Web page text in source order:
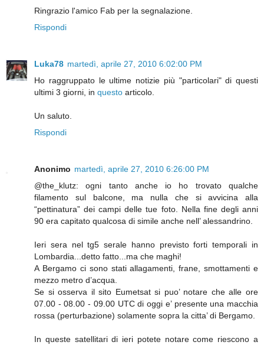
Ringrazio l'amico Fab per la segnalazione.
Rispondi
Luka78 martedì, aprile 27, 2010 6:02:00 PM
Ho raggruppato le ultime notizie più "particolari" di questi
ultimi 3 giorni, in questo articolo.
Un saluto.
Rispondi
Anonimo martedì, aprile 27, 2010 6:26:00 PM
@the_klutz: ogni tanto anche io ho trovato qualche
filamento sul balcone, ma nulla che si avvicina alla
“pettinatura” dei campi delle tue foto. Nella fine degli anni
90 era capitato qualcosa di simile anche nell’ alessandrino.
Ieri sera nel tg5 serale hanno previsto forti temporali in
Lombardia...detto fatto...ma che maghi!
A Bergamo ci sono stati allagamenti, frane, smottamenti e
mezzo metro d’acqua.
Se si osserva il sito Eumetsat si puo’ notare che alle ore
07.00 - 08.00 - 09.00 UTC di oggi e’ presente una macchia
rossa (perturbazione) solamente sopra la citta’ di Bergamo.
In queste satellitari di ieri potete notare come riescono a